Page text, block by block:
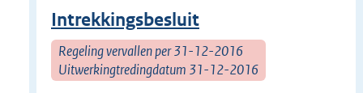
Intrekkingsbesluit
Regeling vervallen per 31-12-2016
Uitwerkingtredingdatum 31-12-2016